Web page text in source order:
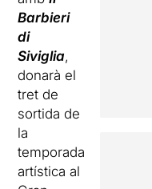
Barbieri
di
Siviglia,
donarà el
tret de
sortida de
la
temporada
artística al